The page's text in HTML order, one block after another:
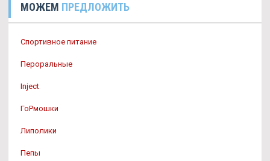
МОЖЕМ ПРЕДЛОЖИТЬ
Спортивное питание
Пероральные
Inject
ГоРмошки
Липолики
Пепы